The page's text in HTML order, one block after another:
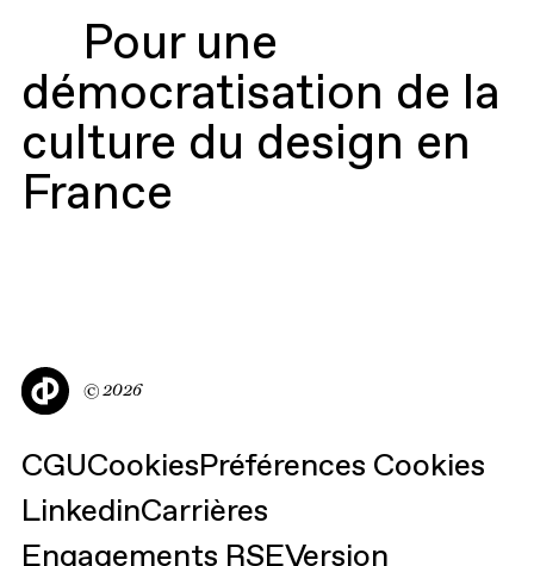
Pour une
démocratisation de la
culture du design en
France
Pour une
démocratisation de la
culture du design en
France
Castor
Pollux
©2026
CGUCookiesPréférences Cookies
LinkedinCarrières
Engagements RSEVersion